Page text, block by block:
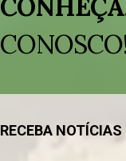
vídeo
RECEBA